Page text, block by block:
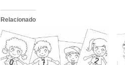
Relacionado